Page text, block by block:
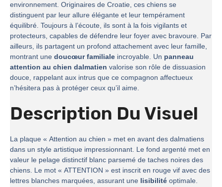
environnement. Originaires de Croatie, ces chiens se
distinguent par leur allure élégante et leur tempérament
équilibré. Toujours à l’écoute, ils sont à la fois vigilants et
protecteurs, capables de défendre leur foyer avec bravoure. Par
ailleurs, ils partagent un profond attachement avec leur famille,
montrant une doucœur familiale incroyable. Un panneau
attention au chien dalmatien valorise son rôle de dissuasion
douce, rappelant aux intrus que ce compagnon affectueux
n’hésitera pas à protéger ceux qu’il aime.
Description Du Visuel
La plaque « Attention au chien » met en avant des dalmatiens
dans un style artistique impressionnant. Le fond argenté met en
valeur le pelage distinctif blanc parsemé de taches noires des
chiens. Le mot « ATTENTION » est inscrit en rouge vif avec des
lettres blanches marquées, assurant une lisibilité optimale.